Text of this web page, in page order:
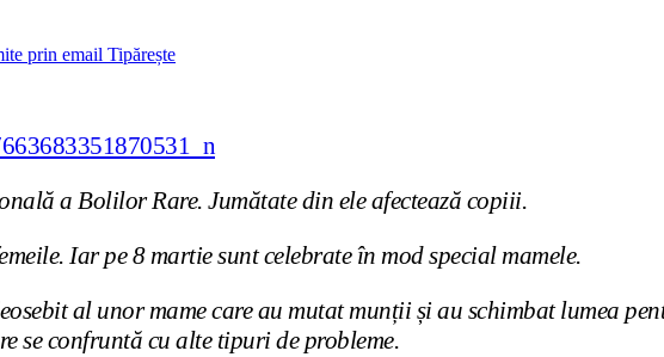
prin email Tipărește
a Bolilor Rare. Jumătate din ele afectează copiii.
Iar pe 8 martie sunt celebrate în mod special mamele.
al unor mame care au mutat munții și au schimbat lumea
se confruntă cu alte tipuri de probleme.